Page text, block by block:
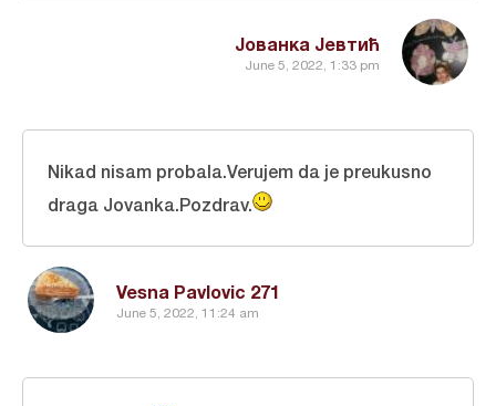
Јованка Јевтић
June 5, 2022, 1:33 pm
Vesna Pavlovic 271
June 5, 2022, 11:24 am
Nikad nisam probala.Verujem da je preukusno
draga Jovanka.Pozdrav.